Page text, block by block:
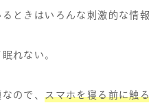
ときはいろんな刺激的な情報
れない。
ので、スマホを寝る前に触